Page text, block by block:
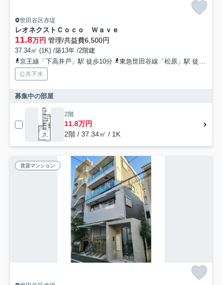
世田谷区赤堤
レオネクストＣｏｃｏ Ｗａｖｅ
11.8万円 管理/共益費6,500円
37.34㎡ (1K) /築13年 /2階建
京王線「下高井戸」駅 徒歩10分
東急世田谷線「松原」駅 徒歩10分
公共下水
募集中の部屋
2階
11.8万円
2階 / 37.34㎡ / 1K
賃貸マンション